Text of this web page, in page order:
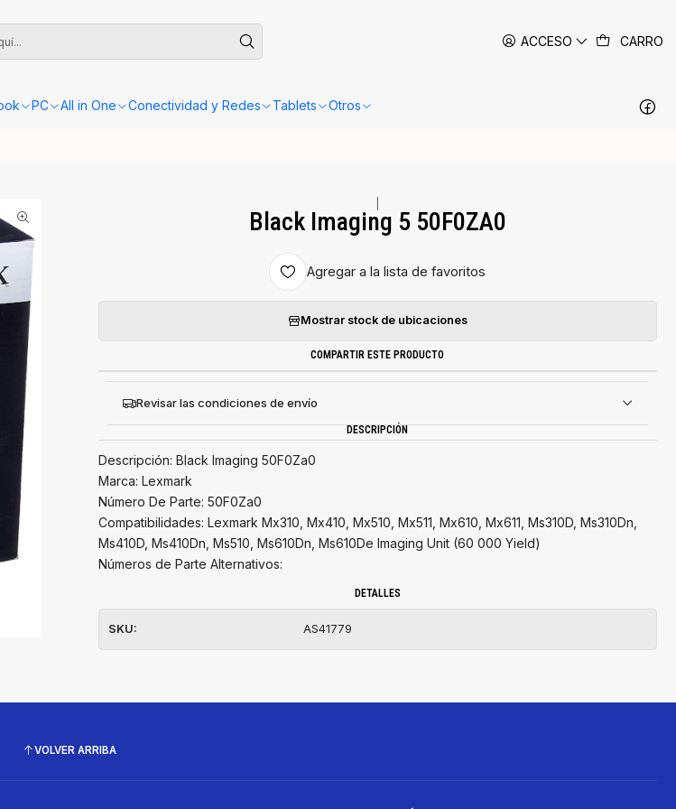
ACCESO CARRO
PC All in One Conectividad y Redes Tablets Otros
de retiro o envío se gestionará dentro de las siguientes 24-48 horas hábiles en Santiago.
Black Imaging 5 50F0ZA0
Agregar a la lista de favoritos
Mostrar stock de ubicaciones
COMPARTIR ESTE PRODUCTO
Revisar las condiciones de envío
DESCRIPCIÓN
Descripción: Black Imaging 50F0Za0
Marca: Lexmark
Número De Parte: 50F0Za0
Compatibilidades: Lexmark Mx310, Mx410, Mx510, Mx511, Mx610, Mx611, Ms310D, Ms310Dn,
Ms410D, Ms410Dn, Ms510, Ms610Dn, Ms610De Imaging Unit (60 000 Yield)
Números de Parte Alternativos:
DETALLES
SKU: AS41779
VOLVER ARRIBA